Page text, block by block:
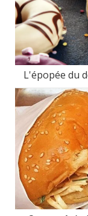
L'épopée du